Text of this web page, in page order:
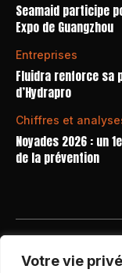
Votre vie
Seamaid participe
Expo de Guangzhou
Entreprises
Fluidra renforce sa
d’Hydrapro
Chiffres et
Noyades 2026 : un
de la prévention